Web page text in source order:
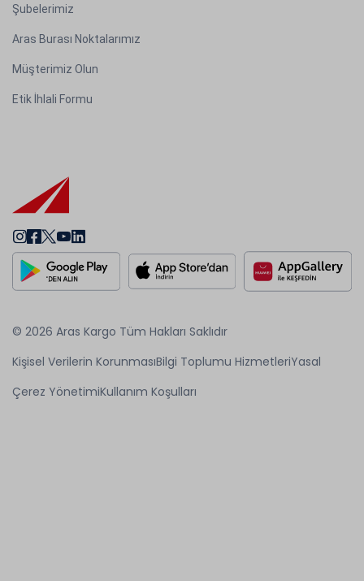
Şubelerimiz
Aras Burası Noktalarımız
Müşterimiz Olun
Etik İhlali Formu
© 2026 Aras Kargo Tüm Hakları Saklıdır
Kişisel Verilerin KorunmasıBilgi Toplumu HizmetleriYasal
Çerez YönetimiKullanım Koşulları